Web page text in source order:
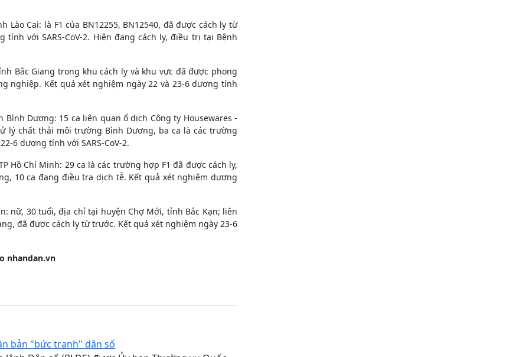
Lào Cai: là F1 của BN12255, BN12540, đã được cách ly từ
với SARS-CoV-2. Hiện đang cách ly, điều trị tại Bệnh
Bắc Giang trong khu cách ly và khu vực đã được phong
nghiệp. Kết quả xét nghiệm ngày 22 và 23-6 dương tính
Bình Dương: 15 ca liên quan ổ dịch Công ty Housewares -
lý chất thải môi trường Bình Dương, ba ca là các trường
6 dương tính với SARS-CoV-2.
Hồ Chí Minh: 29 ca là các trường hợp F1 đã được cách ly,
10 ca đang điều tra dịch tễ. Kết quả xét nghiệm dương
nữ, 30 tuổi, địa chỉ tại huyện Chợ Mới, tỉnh Bắc Kạn; liên
đã được cách ly từ trước. Kết quả xét nghiệm ngày 23-6
nhandan.vn
bản "bức tranh" dân số